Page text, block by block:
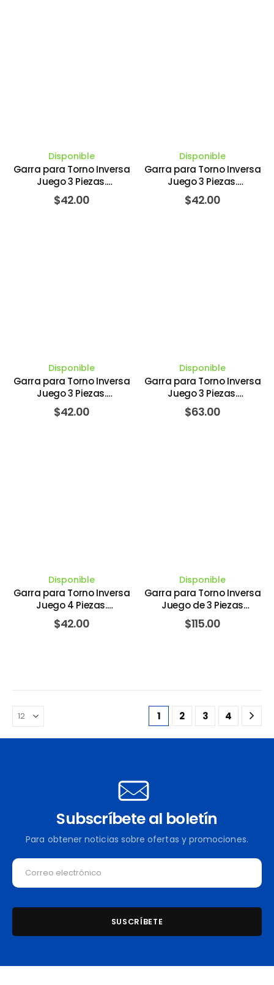
Disponible
Garra para Torno Inversa
Juego 3 Piezas.
WASHINGTON TOOLS
$42.00
Disponible
Garra para Torno Inversa
Juego 3 Piezas.
WASHINGTON TOOLS
$42.00
Disponible
Garra para Torno Inversa
Juego 3 Piezas.
WASHINGTON TOOLS
$42.00
Disponible
Garra para Torno Inversa
Juego 3 Piezas.
WASHINGTON TOOLS
$63.00
Disponible
Garra para Torno Inversa
Juego 4 Piezas.
WASHINGTON TOOLS
$42.00
Disponible
Garra para Torno Inversa
Juego de 3 Piezas
Universal. WASHINGTON
TOOLS
$115.00
1 2 3 4
Subscríbete al boletín
Para obtener noticias sobre ofertas y promociones.